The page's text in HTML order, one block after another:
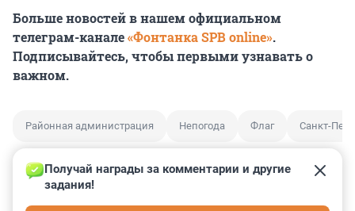
Больше новостей в нашем официальном
телеграм-канале«Фонтанка SPB online».
Подписывайтесь, чтобы первыми узнавать о
важном.
Районная администрация Непогода Флаг Санкт-
Получай награды за комментарии и другие
задания!